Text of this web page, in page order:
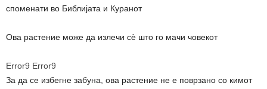
споменати во Библијата и Куранот
Ова растение може да излечи сè што го мачи човекот
Error9 Error9
За да се избегне забуна, ова растение не е поврзано со кимот